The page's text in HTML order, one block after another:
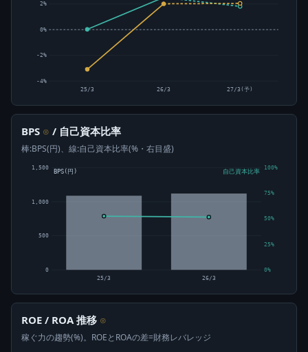
-4%
-2%
0%
2%
25/3 26/3 27/3(予)
BPS ⊙ / 自己資本比率
棒:BPS(円)、線:自己資本比率(%・右目盛)
0
500
1,000
1,500
0%
25%
50%
75%
100%
25/3 26/3
BPS(円) 自己資本比率
ROE / ROA 推移 ⊙
稼ぐ力の趨勢(%)。ROEとROAの差=財務レバレッジ